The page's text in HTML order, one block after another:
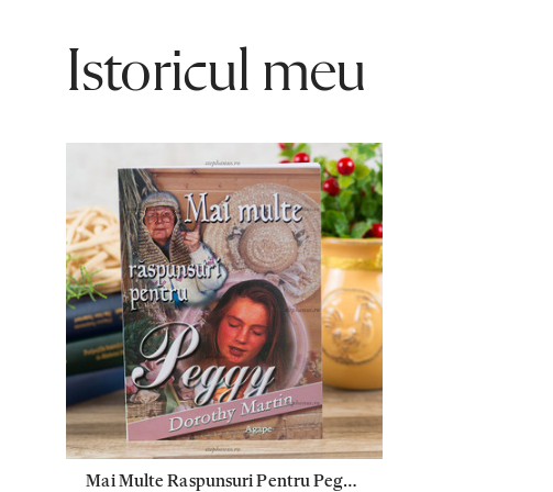
Istoricul meu
Mai Multe Raspunsuri Pentru Peggy